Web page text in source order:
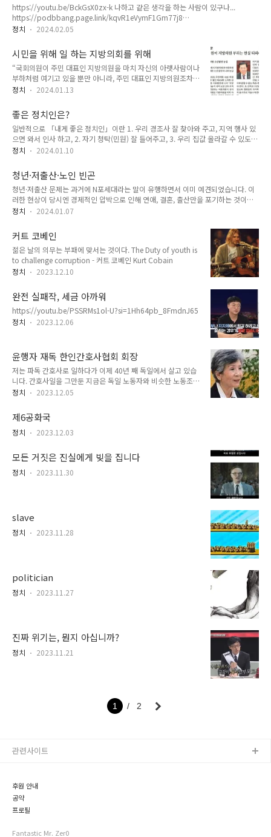
https://youtu.be/BckGsX0zx-k 나하고 같은 생각을 하는 사람이 있구나...
https://podbbang.page.link/kqvR1eVymF1Gm77j8
https://podbbang.page.link/kqvR1eVymF1Gm77j8
정치 2024.02.05
시민을 위해 일 하는 지방의회를 위해
“국회의원이 주민 대표인 지방의원을 마치 자신의 아랫사람이나
부하처럼 여기고 있을 뿐만 아니라, 주민 대표인 지방의원조차도
공공연하게 국회의원 눈치를 보는 것이 바로 작금의 우리 정치
안 된다」와 같은 기획 기사가 여러 언론에서 나옵니다. 국민은
지방의회를 ‘사고’ 발생 위험이 존재하는 집단으로 바라봅니다.
실제 인천에서는 기초의회 의장의 수행 기사 갑질, 기초의회 의
원 전원의 외유성 해외 연수, 광역의원의 주민 설전 등이 논란이
되었고, 한 기초단체장이 한 행사장에서 “의원 열 명을 모시고
간다는 말이 있다“, “돼지 말고 의원이 되라고 외쳐주십시오”라
고 말했습니다. 이렇게 해..
정치 2024.01.13
좋은 정치인은?
일반적으로 「내게 좋은 정치인」이란 1. 우리 경조사 잘 찾아와 주고, 지역 행사 있
으면 와서 인사 하고, 2. 자기 청탁(민원) 잘 들어주고, 3. 우리 집값 올라갈 수 있도록
지역 인프라사업 예산 많이 따오는 정치인입니다. 경조사나 지역 행사에 잘 참석하는
진 의원 지역 축제에 가서 인사 하고, 향우회 야유회 갈 때 재미있게 놀다 오라고 인사
하는 이런 활동은 선출직 공무원으로서 해야 하는 국정 업무와는 전혀 관계없는 선거
운동용입니다. 청문회, 국정감사, 회의 중에도 지역구가 왕복할 수 있는 거리에 있으
면 선거 운동용으로 지역 행사에 참석하는 것이 일반적입니다. 편도 100km 거리도
왕복합니다. 한 의원실 운전기사는 버..
정치 2024.01.10
청년·저출산·노인 빈곤
청년·저출산 문제는 과거에 N포세대라는 말이 유행하면서 이미 예견되었습니다. 이
러한 현상이 당시엔 경제적인 압박으로 인해 연애, 결혼, 출산만을 포기하는 것이었
다면, 지금의 청년, 저출산 문제는 어느 특정한 몇 개의 문제로 인해 발생하는 것이 아
문제가 복합되어 발생한 현상입니다. 단순하게 표를 얻기 위해 청년 특별공급을 늘린
다던가, 수당을 지급하는 등의 공약을 제시할 수 있겠지만, 그것으로 지금의 이 문제
를 해결할 수 없습니다. 서울에서 청년 특별공급에 당첨되더라도 3~4억 원을 주택구
매에 바로 사용할 수 있는 소수만이 혜택을 보게 됩니다. 청년도약계좌 같은 정책도
5년간 충분한 돈을 적금으로 활용할 수 있는 일정 수준 ..
정치 2024.01.07
커트 코베인
젊은 날의 의무는 부패에 맞서는 것이다. The Duty of youth is
to challenge corruption - 커트 코베인 Kurt Cobain
정치
2023.12.10
완전 실패작, 세금 아까워
https://youtu.be/PSSRMs1ol-U?si=1Hh64pb_8FmdnJ65
정치
2023.12.06
윤행자 재독 한인간호사협회 회장
저는 파독 간호사로 일하다가 이제 40년 째 독일에서 살고 있습
니다. 간호사일을 그만둔 지금은 독일 노동자와 비슷한 노동조건
을 보장해준 독일 국민에게 보답하는 심정으로 지금도 독일에 온
독일로 부터 받았던 대접을 생각해서라도 한국사회가 부디 외국
인 노동자들의 처우에 더 관심을 가지시고 노력해주시길 간곡히
당부드립니다. 2017년 9월 독일대사관저에서 파독 간호사와 광
회장 너무아파 생리휴가 하루 갔더니, 사흘치 임금 그냥 빼버리
네요
정치 2023.12.05
제6공화국
정치 2023.12.03
모든 거짓은 진실에게 빚을 집니다
정치 2023.11.30
slave
정치 2023.11.28
politician
정치 2023.11.27
진짜 위기는, 뭔지 아십니까?
정치 2023.11.21
1 2
후원 안내
공약
프로필
Fantastic Mr. Zer0
관련사이트